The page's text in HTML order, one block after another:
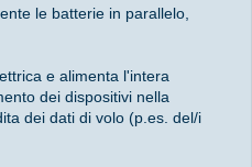
le batterie in parallelo,
e alimenta l'intera
dei dispositivi nella
dei dati di volo (p.es. del/i